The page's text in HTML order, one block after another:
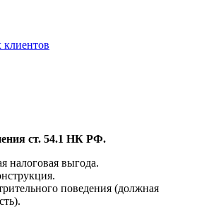
клиентов
ст. 54.1 НК РФ.
налоговая выгода.
поведения (должная